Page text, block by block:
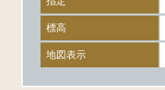
標高
地図表示